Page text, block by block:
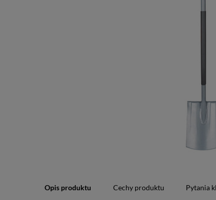
Opis produktu Cechy produktu Pytania